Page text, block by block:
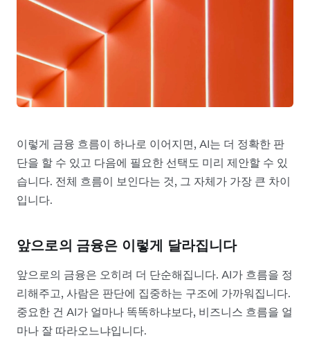
이렇게 금융 흐름이 하나로 이어지면, AI는 더 정확한 판
단을 할 수 있고 다음에 필요한 선택도 미리 제안할 수 있
습니다. 전체 흐름이 보인다는 것, 그 자체가 가장 큰 차이
입니다.
앞으로의 금융은 이렇게 달라집니다
앞으로의 금융은 오히려 더 단순해집니다. AI가 흐름을 정
리해주고, 사람은 판단에 집중하는 구조에 가까워집니다.
중요한 건 AI가 얼마나 똑똑하냐보다, 비즈니스 흐름을 얼
마나 잘 따라오느냐입니다.